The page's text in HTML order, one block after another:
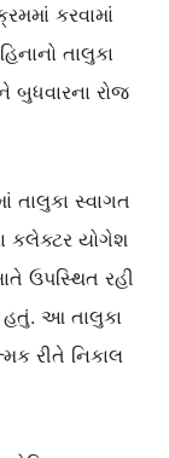
કરવામાં
તાલુકા
બુધવારના રોજ
તાલુકા સ્વાગત
કલેક્ટર યોગેશ
ઉપસ્થિત રહી
હતું. આ તાલુકા
રીતે નિકાલ